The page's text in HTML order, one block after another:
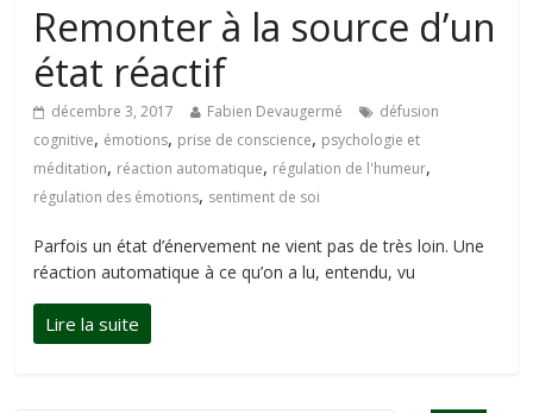
Remonter à la source d’un
état réactif
décembre 3, 2017 Fabien Devaugermé
défusion
cognitive, émotions, prise de conscience, psychologie et
méditation, réaction automatique, régulation de l'humeur,
régulation des émotions, sentiment de soi
Parfois un état d’énervement ne vient pas de très loin. Une
réaction automatique à ce qu’on a lu, entendu, vu